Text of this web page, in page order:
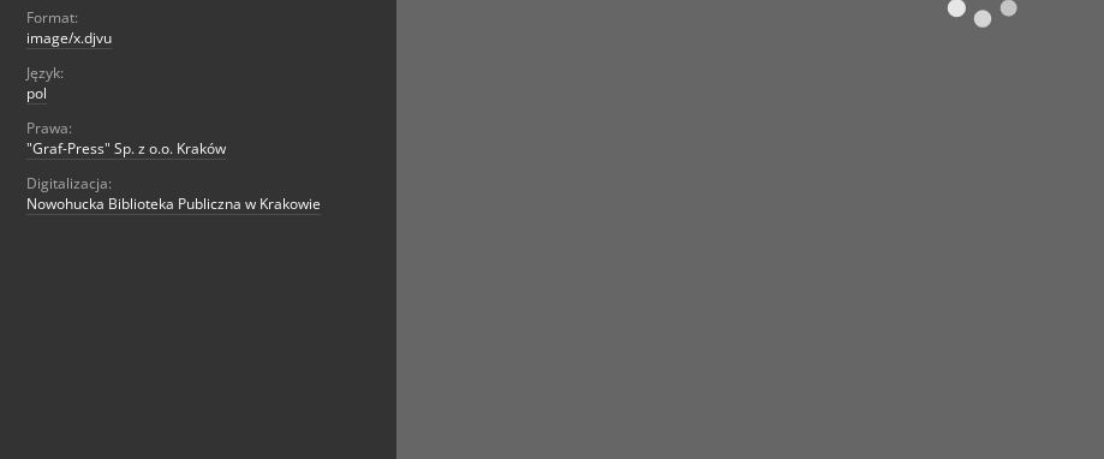
Format:
image/x.djvu
Język:
pol
Prawa:
"Graf-Press" Sp. z o.o. Kraków
Digitalizacja:
Nowohucka Biblioteka Publiczna w Krakowie